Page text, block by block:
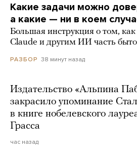
Какие задачи можно
а какие — ни в коем
Большая инструкция о том, как
Claude и другим ИИ часть
РАЗБОР 38 минут назад
Издательство «Альпина
закрасило упоминание
в книге нобелевского
Грасса
час назад